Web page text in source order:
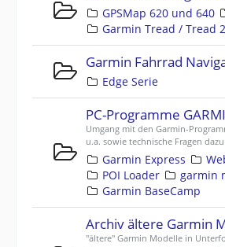
GPSMap 620 und 640
Garmin Tread / Tread 2
Garmin Fahrrad
Edge Serie
PC-Programme
Umgang mit den Garmin-
u.a. sowie technische Fragen dazu
Garmin Express
POI Loader
garmin
Garmin BaseCamp
Archiv ältere Garmin
"ältere" Garmin Modelle in